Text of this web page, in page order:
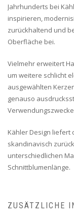
Jahrhunderts bei
inspirieren,
zurückhaltend und
Oberfläche bei.
Vielmehr erweitert
um weitere schlicht
ausgewählten
genauso
Kähler Design liefert
skandinavisch
unterschiedlichen
Schnittblumenlänge.
ZUSÄTZLICHE